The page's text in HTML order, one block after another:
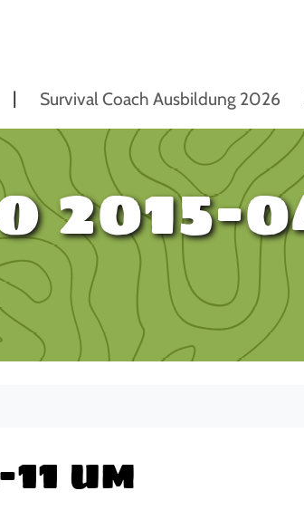
Survival Coach Ausbildung 2026
um